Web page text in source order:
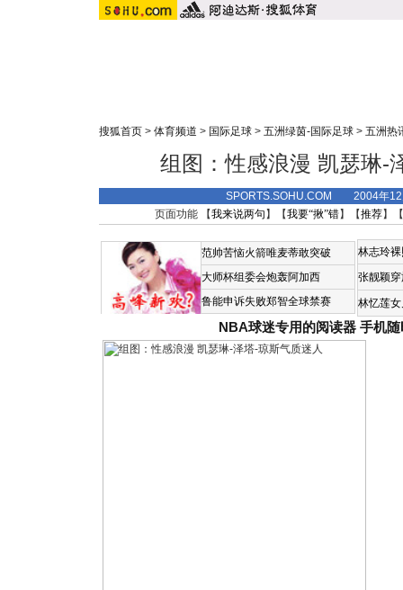
搜狐首页 > 体育频道 > 国际足球 > 五洲绿茵-国际足球 > 五洲热
组图：性感浪漫 凯瑟琳-
SPORTS.SOHU.COM 2004年
页面功能 【我来说两句 】【我要“揪”错】【推荐】
范帅苦恼火箭唯麦蒂敢突破
大师杯组委会炮轰阿加西
鲁能申诉失败郑智全球禁赛
林志玲
张靓颖
林忆莲
NBA球迷专用的阅读器 手机